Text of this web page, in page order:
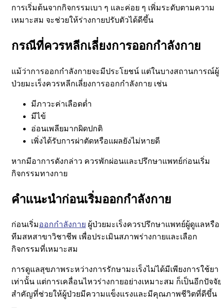
การเริ่มต้นจากกิจกรรมเบา ๆ และค่อย ๆ เพิ่มระดับตามความ
เหมาะสม จะช่วยให้ร่างกายปรับตัวได้ดีขึ้น
กรณีที่ควรหลีกเลี่ยงการออกกำลังกาย
แม้ว่าการออกกำลังกายจะมีประโยชน์ แต่ในบางสถานการณ์ผู้
ป่วยมะเร็งควรหลีกเลี่ยงการออกกำลังกาย เช่น
มีภาวะค่าเลือดต่ำ
มีไข้
อ่อนเพลียมากผิดปกติ
เพิ่งได้รับการผ่าตัดหรือแผลยังไม่หายดี
หากมีอาการดังกล่าว ควรพักผ่อนและปรึกษาแพทย์ก่อนเริ่ม
กิจกรรมทางกาย
คำแนะนำก่อนเริ่มออกกำลังกาย
ก่อนเริ่มออกกำลังกาย ผู้ป่วยมะเร็งควรปรึกษาแพทย์ผู้ดูแลหรือ
ทีมสหสาขาวิชาชีพ เพื่อประเมินสภาพร่างกายและเลือก
กิจกรรมที่เหมาะสม
การดูแลสุขภาพระหว่างการรักษามะเร็งไม่ได้มีเพียงการใช้ยา
เท่านั้น แต่การเคลื่อนไหวร่างกายอย่างเหมาะสม ก็เป็นอีกปัจจั
สำคัญที่ช่วยให้ผู้ป่วยมีความแข็งแรงและมีคุณภาพชีวิตที่ดีขึ้น